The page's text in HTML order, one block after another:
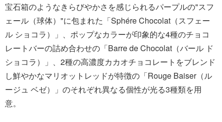
宝石箱のようなきらびやかさを感じられるパープルの"スフ
ェール（球体）"に包まれた「Sphére Chocolat（スフェー
ル ショコラ）」、ポップなカラーが印象的な4種のチョコ
レートバーの詰め合わせの「Barre de Chocolat（バール ド
ショコラ）」、2種の高濃度カカオチョコレートをブレンド
し鮮やかなマリオットレッドが特徴の「Rouge Baiser（ル
ージュ ベゼ）」のそれぞれ異なる個性が光る3種類を用
意。